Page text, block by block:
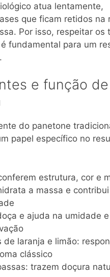
atua lentamente,
que ficam retidos na
Por isso, respeitar os
fundamental para um
e função de
do panetone
papel específico no
estrutura, cor e
a massa e
e ajuda na umidade e
de laranja e limão:
clássico
trazem doçura